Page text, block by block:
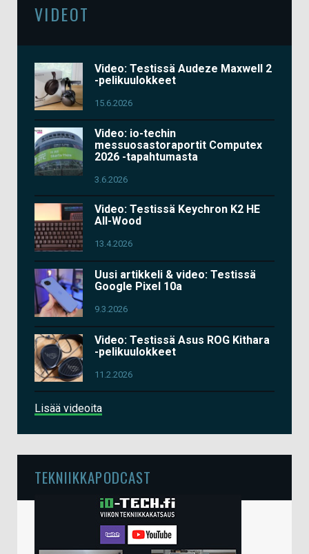
VIDEOT
Video: Testissä Audeze Maxwell 2
-pelikuulokkeet
15.6.2026
Video: io-techin
messuosastoraportit Computex
2026 -tapahtumasta
3.6.2026
Video: Testissä Keychron K2 HE
All-Wood
13.4.2026
Uusi artikkeli & video: Testissä
Google Pixel 10a
9.3.2026
Video: Testissä Asus ROG Kithara
-pelikuulokkeet
11.2.2026
Lisää videoita
TEKNIIKKAPODCAST